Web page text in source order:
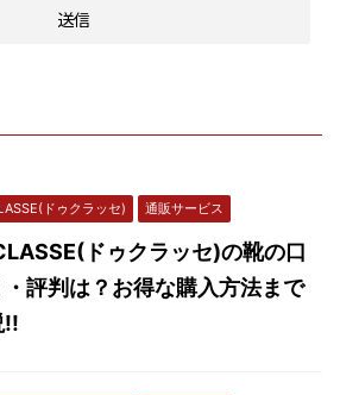
ドゥクラッセ) 通販サービス
ドゥクラッセ)の靴の口
・評判は？お得な購入方法まで
!!